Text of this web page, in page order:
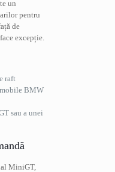
un
pentru
de
excepție.
raft
BMW
sau a unei
MiniGT,